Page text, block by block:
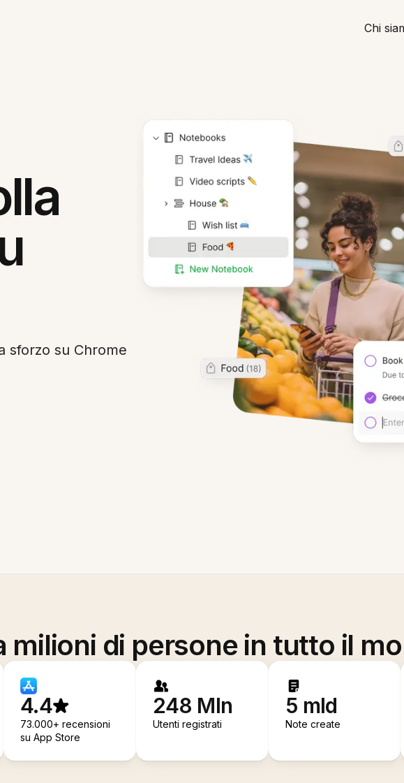
Chi
sforzo su Chrome
milioni di persone in tutto il
4.4
73.000+ recensioni
su App Store
248 Mln
Utenti registrati
5 mld
Note create